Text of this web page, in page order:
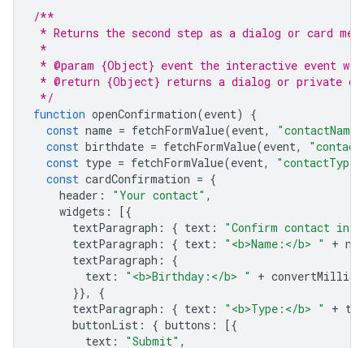
/**
* Returns the second step as a dialog or card
*
* @param {Object} event the interactive event
* @return {Object} returns a dialog or private
*/
function openConfirmation(event)
{
const name = fetchFormValue(event,
"contactName"
const birthdate = fetchFormValue(event,
const type = fetchFormValue(event, "contactType"
const cardConfirmation = {
header : "Your contact" ,
widgets :
[{
textParagraph : { text :
"Confirm contact
textParagraph : { text : "<b>Name:</b> " +
textParagraph :
{
text : "<b>Birthday:</b> " +
}},
{
textParagraph : { text : "<b>Type:</b> " +
buttonList : { buttons :
[{
text : "Submit" ,